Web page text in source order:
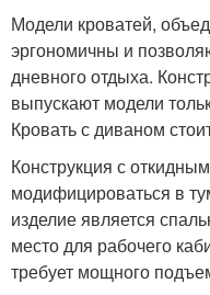
Модели кроватей,
эргономичны и
дневного отдыха.
выпускают модели
Кровать с диваном
Конструкция с
модифицироваться в
изделие является
место для рабочего
требует мощного